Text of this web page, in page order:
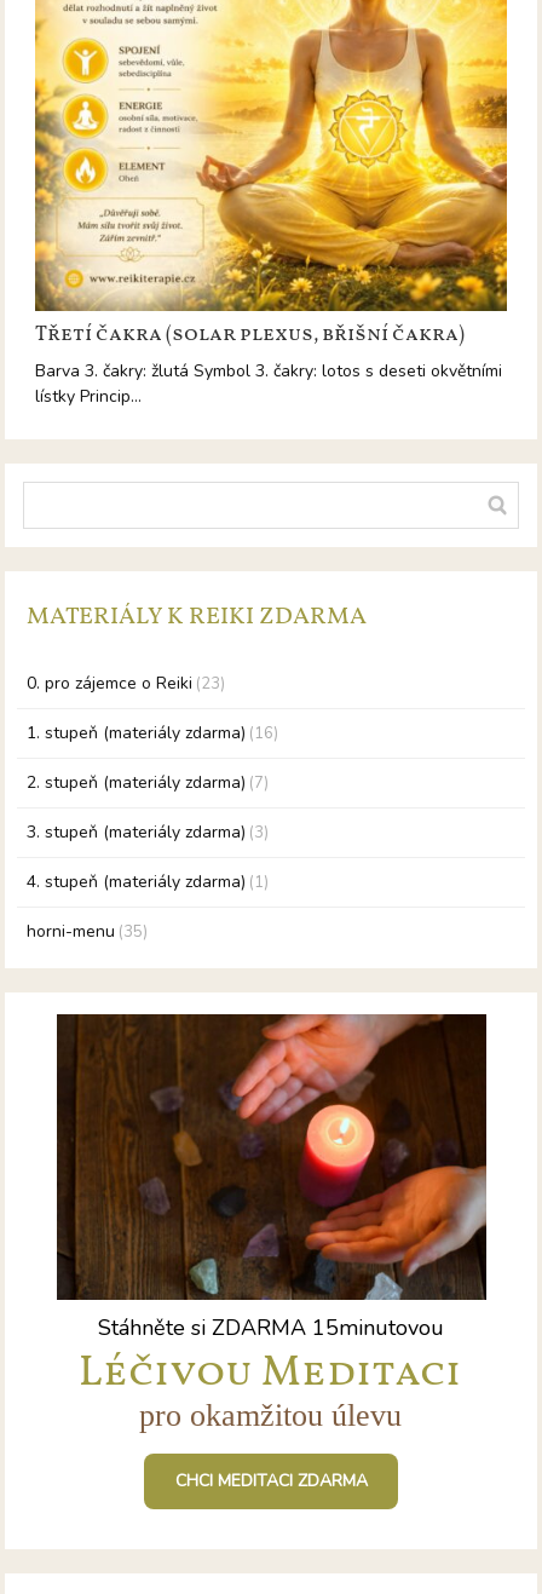
Třetí čakra (solar plexus, břišní čakra)
Barva 3. čakry: žlutá Symbol 3. čakry: lotos s deseti okvětními
lístky Princip…
MATERIÁLY K REIKI ZDARMA
0. pro zájemce o Reiki (23)
1. stupeň (materiály zdarma) (16)
2. stupeň (materiály zdarma) (7)
3. stupeň (materiály zdarma) (3)
4. stupeň (materiály zdarma) (1)
horni-menu (35)
Stáhněte si ZDARMA 15minutovou
Léčivou Meditaci
pro okamžitou úlevu
CHCI MEDITACI ZDARMA